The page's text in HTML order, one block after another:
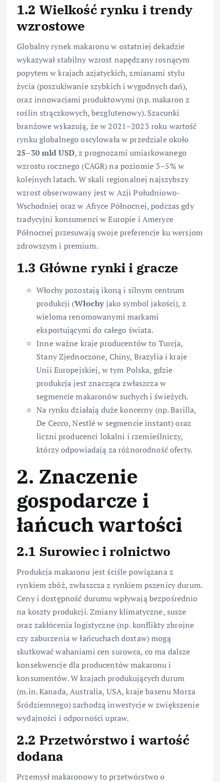
1.2 Wielkość rynku i trendy
wzrostowe
Globalny rynek makaronu w ostatniej dekadzie
wykazywał stabilny wzrost napędzany rosnącym
popytem w krajach azjatyckich, zmianami stylu
życia (poszukiwanie szybkich i wygodnych dań),
oraz innowacjami produktowymi (np. makaron z
roślin strączkowych, bezglutenowy). Szacunki
branżowe wskazują, że w 2021–2023 roku wartość
rynku globalnego oscylowała w przedziale około
25–30 mld USD, z prognozami umiarkowanego
wzrostu rocznego (CAGR) na poziomie 3–5% w
kolejnych latach. W skali regionalnej najszybszy
wzrost obserwowany jest w Azji Południowo-
Wschodniej oraz w Afryce Północnej, podczas gdy
tradycyjni konsumenci w Europie i Ameryce
Północnej przesuwają swoje preferencje ku wersjom
zdrowszym i premium.
1.3 Główne rynki i gracze
Włochy pozostają ikoną i silnym centrum
produkcji (Włochyjako symbol jakości), z
wieloma renomowanymi markami
eksportującymi do całego świata.
Inne ważne kraje producentów to Turcja,
Stany Zjednoczone, Chiny, Brazylia i kraje
Unii Europejskiej, w tym Polska, gdzie
produkcja jest znacząca zwłaszcza w
segmencie makaronów suchych i świeżych.
Na rynku działają duże koncerny (np. Barilla,
De Cecco, Nestlé w segmencie instant) oraz
liczni producenci lokalni i rzemieślniczy,
którzy odpowiadają za różnorodność oferty.
2. Znaczenie
gospodarcze i
łańcuch wartości
2.1 Surowiec i rolnictwo
Produkcja makaronu jest ściśle powiązana z
rynkiem zbóż, zwłaszcza z rynkiem pszenicy durum.
Ceny i dostępność durumu wpływają bezpośrednio
na koszty produkcji. Zmiany klimatyczne, susze
oraz zakłócenia logistyczne (np. konflikty zbrojne
czy zaburzenia w łańcuchach dostaw) mogą
skutkować wahaniami cen surowca, co ma dalsze
konsekwencje dla producentów makaronu i
konsumentów. W krajach produkujących durum
(m.in. Kanada, Australia, USA, kraje basenu Morza
Śródziemnego) zachodzą inwestycje w zwiększenie
wydajności i odporności upraw.
2.2 Przetwórstwo i wartość
dodana
Przemysł makaronowy to przetwórstwo o